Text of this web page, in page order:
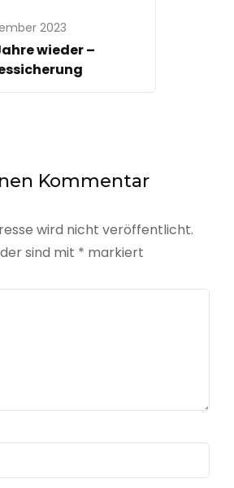
2023
wieder –
Kommentar
wird nicht veröffentlicht.
sind mit * markiert